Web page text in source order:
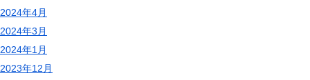
2024年4月
2024年3月
2024年1月
2023年12月